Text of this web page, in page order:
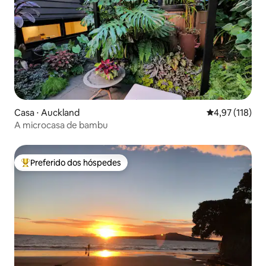
Casa ⋅ Auckland 4,97 de uma
4,97 (118)
A microcasa de bambu
Entre os melhores preferidos dos hóspedes
Preferido dos hóspedes